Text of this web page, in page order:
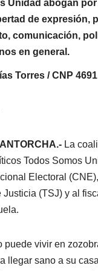
Unidad abogan
de expresión,
comunicación,
en general.
Torres / CNP 4691
La
Todos Somos
Electoral
Justicia (TSJ) y al
puede vivir en
llegar sano a su